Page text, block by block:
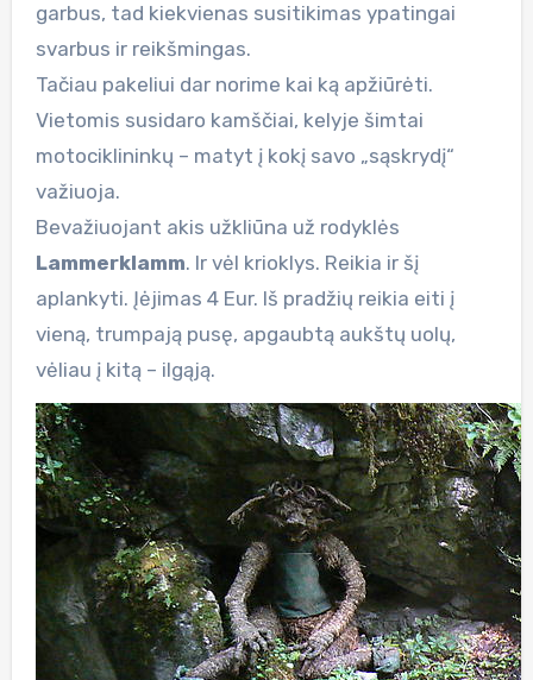
garbus, tad kiekvienas susitikimas ypatingai
svarbus ir reikšmingas.
Tačiau pakeliui dar norime kai ką apžiūrėti.
Vietomis susidaro kamščiai, kelyje šimtai
motociklininkų – matyt į kokį savo „sąskrydį“
važiuoja.
Bevažiuojant akis užkliūna už rodyklės
Lammerklamm. Ir vėl krioklys. Reikia ir šį
aplankyti. Įėjimas 4 Eur. Iš pradžių reikia eiti į
vieną, trumpają pusę, apgaubtą aukštų uolų,
vėliau į kitą – ilgąją.